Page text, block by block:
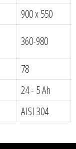
900 x 550
360-980
78
24 - 5 Ah
AISI 304